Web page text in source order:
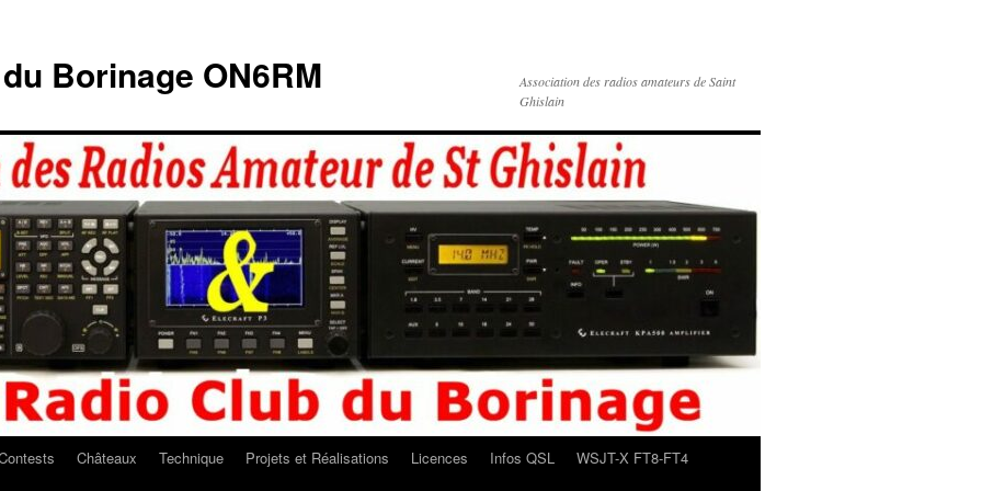
Borinage ON6RM
Association des radios amateurs de Saint
Ghislain
Châteaux Technique Projets et Réalisations Licences Infos QSL
WSJT-X FT8-FT4